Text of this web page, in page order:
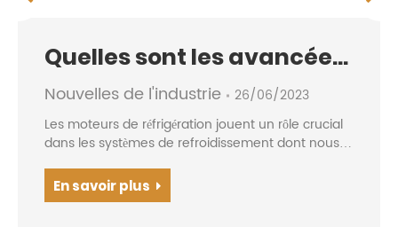
Quelles sont les avancées en matière de réfrigération ?
Nouvelles de l'industrie
26/06/2023
Les moteurs de réfrigération jouent un rôle crucial
dans les systèmes de refroidissement dont nous
maisons, nos entreprises ou nos installations
industrielles, les moteurs de réfrigération sont la
En savoir plus